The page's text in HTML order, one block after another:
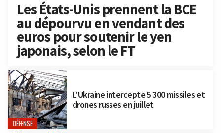
Les États-Unis prennent la BCE
au dépourvu en vendant des
euros pour soutenir le yen
japonais, selon le FT
DÉFENSE
L’Ukraine intercepte 5 300 missiles et
drones russes en juillet